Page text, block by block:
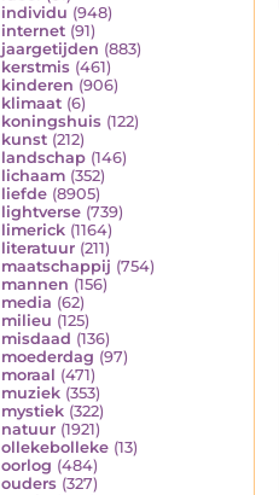
individu (948)
internet (91)
jaargetijden (883)
kerstmis (461)
kinderen (906)
klimaat (6)
koningshuis (122)
kunst (212)
landschap (146)
lichaam (352)
liefde (8905)
lightverse (739)
limerick (1164)
literatuur (211)
maatschappij (754)
mannen (156)
media (62)
milieu (125)
misdaad (136)
moederdag (97)
moraal (471)
muziek (353)
mystiek (322)
natuur (1921)
ollekebolleke (13)
oorlog (484)
ouders (327)